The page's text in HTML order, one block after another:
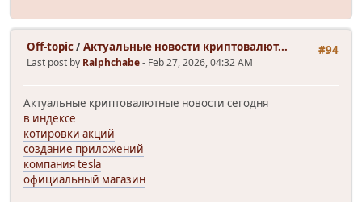
#94
Off-topic/Актуальные новости криптовалют...
Last post by Ralphchabe- Feb 27, 2026, 04:32 AM
Актуальные криптовалютные новости сегодня
в индексе
котировки акций
создание приложений
компания tesla
официальный магазин